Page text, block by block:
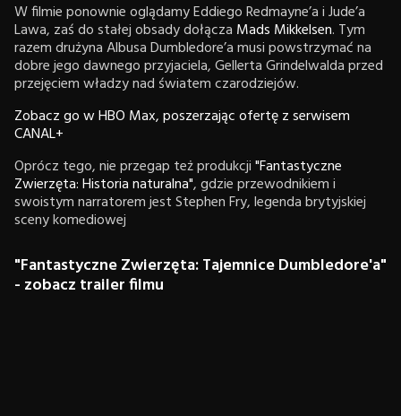
W filmie ponownie oglądamy Eddiego Redmayne’a i Jude’a
Lawa, zaś do stałej obsady dołącza Mads Mikkelsen. Tym
razem drużyna Albusa Dumbledore’a musi powstrzymać na
dobre jego dawnego przyjaciela, Gellerta Grindelwalda przed
przejęciem władzy nad światem czarodziejów.
Zobacz go w HBO Max, poszerzając ofertę z serwisem
CANAL+
Oprócz tego, nie przegap też produkcji"Fantastyczne
Zwierzęta: Historia naturalna", gdzie przewodnikiem i
swoistym narratorem jest Stephen Fry, legenda brytyjskiej
sceny komediowej
"Fantastyczne Zwierzęta: Tajemnice Dumbledore'a"
- zobacz trailer filmu